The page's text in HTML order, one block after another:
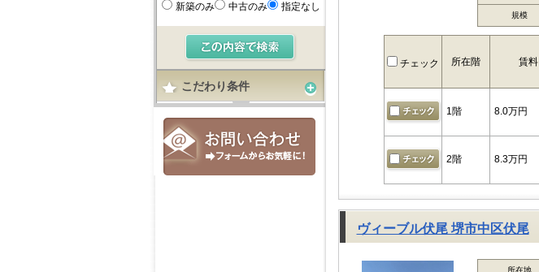
新築のみ
中古のみ 指定なし
こだわり条件
規模
チェック 所在階 賃料
1階 8.0万円
2階 8.3万円
ヴィーブル伏尾 堺市中区伏尾
所在地